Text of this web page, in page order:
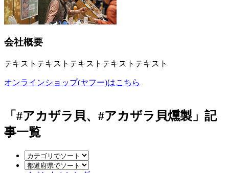
会社概要
テキストテキストテキストテキストテキスト
オンラインショップ(ヤフー)はこちら
「#アカザラ貝、#アカザラ貝燻製」記
事一覧